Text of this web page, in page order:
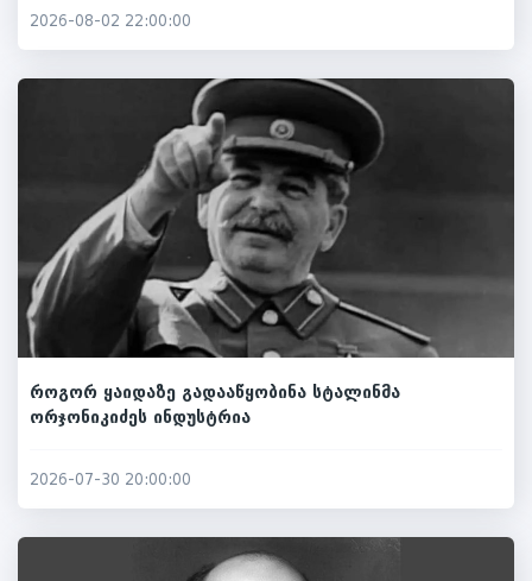
2026-08-02 22:00:00
როგორ ყაიდაზე გადააწყობინა სტალინმა
ორჯონიკიძეს ინდუსტრია
2026-07-30 20:00:00